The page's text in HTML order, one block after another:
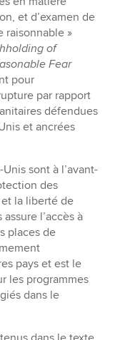
et d’examen de
raisonnable »
of
Fear
pour
par rapport
défendues
et ancrées
sont à l’avant-
des
la liberté de
l’accès à
places de
pays et est le
les programmes
dans le